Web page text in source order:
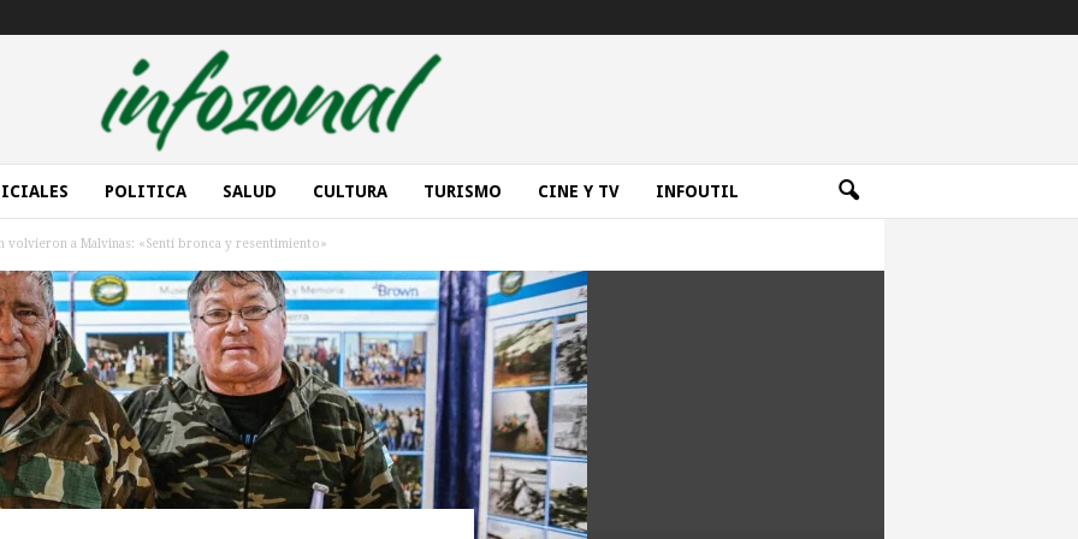
POLITICA SALUD CULTURA TURISMO CINE Y TV INFOUTIL
volvieron a Malvinas: «Sentí bronca y resentimiento»